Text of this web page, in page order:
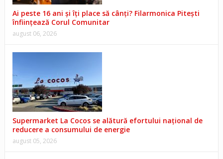
Ai peste 16 ani și îți place să cânți? Filarmonica Pitești
înființează Corul Comunitar
august 06, 2026
Supermarket La Cocos se alătură efortului național de
reducere a consumului de energie
august 05, 2026